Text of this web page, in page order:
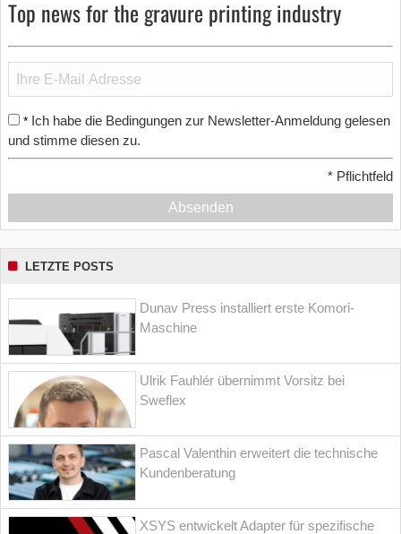
Top news for the gravure printing industry
* Ich habe die Bedingungen zur Newsletter-Anmeldung gelesen
und stimme diesen zu.
* Pflichtfeld
Absenden
LETZTE POSTS
Dunav Press installiert erste Komori-
Maschine
Ulrik Fauhlér übernimmt Vorsitz bei
Sweflex
Pascal Valenthin erweitert die technische
Kundenberatung
XSYS entwickelt Adapter für spezifische